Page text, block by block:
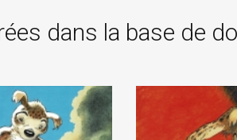
dans la base de